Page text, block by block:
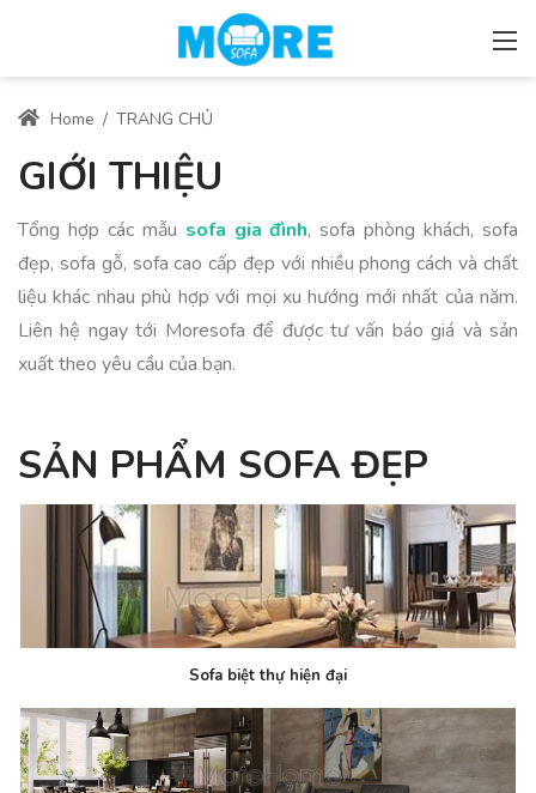
Home / TRANG CHỦ
GIỚI THIỆU
Tổng hợp các mẫu sofa gia đình, sofa phòng khách, sofa
đẹp, sofa gỗ, sofa cao cấp đẹp với nhiều phong cách và chất
liệu khác nhau phù hợp với mọi xu hướng mới nhất của năm.
Liên hệ ngay tới Moresofa để được tư vấn báo giá và sản
xuất theo yêu cầu của bạn.
SẢN PHẨM SOFA ĐẸP
Sofa biệt thự hiện đại